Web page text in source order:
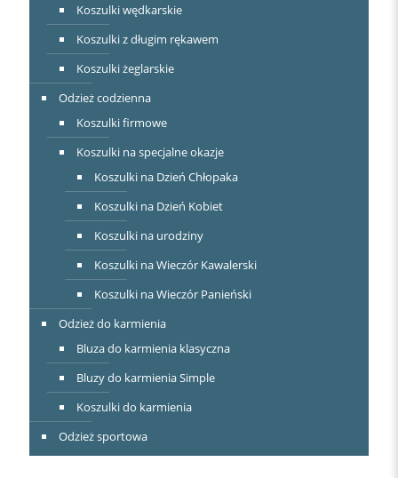
Koszulki wędkarskie
Koszulki z długim rękawem
Koszulki żeglarskie
Odzież codzienna
Koszulki firmowe
Koszulki na specjalne okazje
Koszulki na Dzień Chłopaka
Koszulki na Dzień Kobiet
Koszulki na urodziny
Koszulki na Wieczór Kawalerski
Koszulki na Wieczór Panieński
Odzież do karmienia
Bluza do karmienia klasyczna
Bluzy do karmienia Simple
Koszulki do karmienia
Odzież sportowa